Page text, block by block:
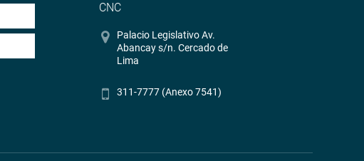
CNC
Palacio Legislativo Av.
Abancay s/n. Cercado de
Lima
311-7777 (Anexo 7541)